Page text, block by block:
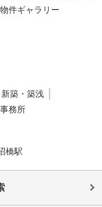
件ギャラリー
新築・築浅
務所
橋駅